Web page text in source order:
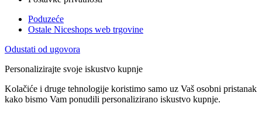
Poduzeće
Ostale Niceshops web trgovine
Odustati od ugovora
Personalizirajte svoje iskustvo kupnje
Kolačiće i druge tehnologije koristimo samo uz Vaš osobni pristanak
kako bismo Vam ponudili personalizirano iskustvo kupnje.